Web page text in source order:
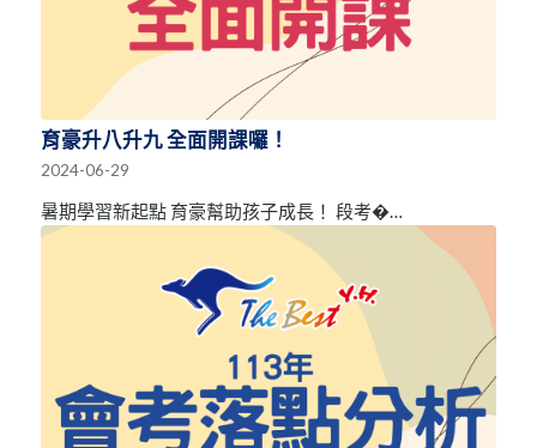
育豪升八升九 全面開課囉！
2024-06-29
暑期學習新起點 育豪幫助孩子成長！ 段考�…